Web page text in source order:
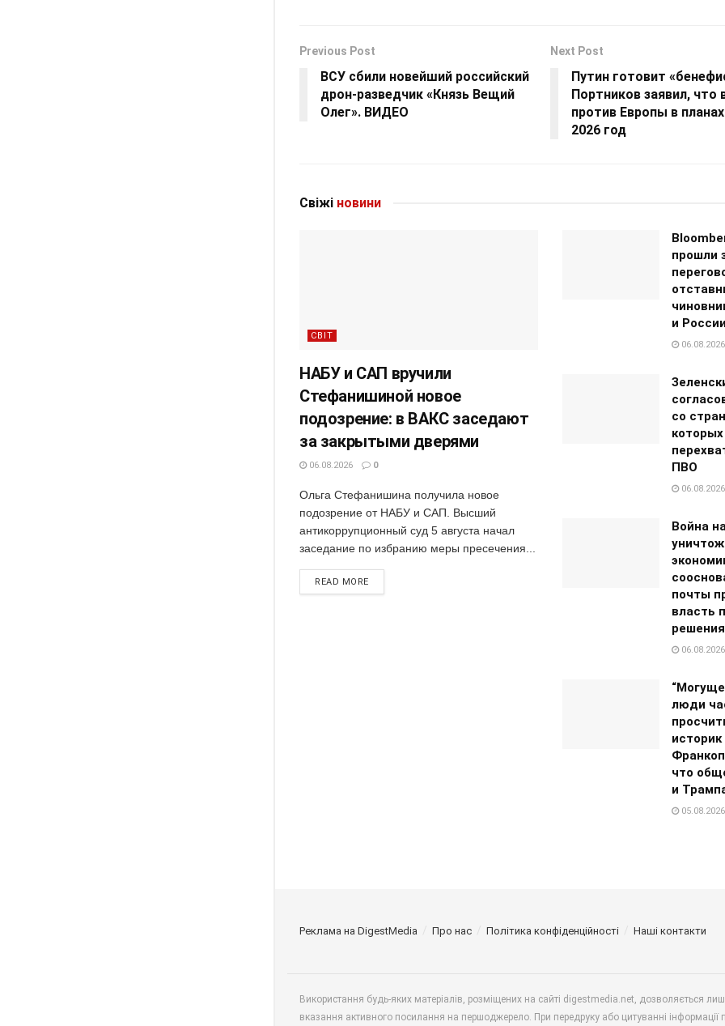
Previous Post
ВСУ сбили новейший российский
дрон-разведчик «Князь Вещий
Олег». ВИДЕО
Next Post
Путин готовит
Портников заявил, что
против Европы в
2026 год
Свіжі новини
СВІТ
НАБУ и САП вручили
Стефанишиной новое
подозрение: в ВАКС заседают
за закрытыми дверями
06.08.2026 0
Ольга Стефанишина получила новое
подозрение от НАБУ и САП. Высший
антикоррупционный суд 5 августа начал
заседание по избранию меры пресечения...
READ MORE
прошли
и
06.08.2026
со
ПВО
06.08.2026
Война
почты
власть
06.08.2026
люди
что
и
05.08.2026
Реклама на DigestMedia Про нас Політика конфіденційності Наші контакти
Використання будь-яких матеріалів, розміщених на сайті digestmedia.net, дозволяється
вказання активного посилання на першоджерело. При передруку або цитуванні